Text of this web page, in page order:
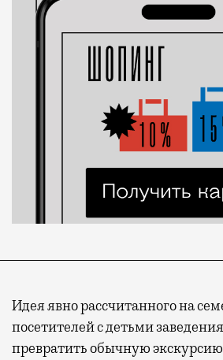
Идея явно рассчитанного на
посетителей с детьми
превратить обычную